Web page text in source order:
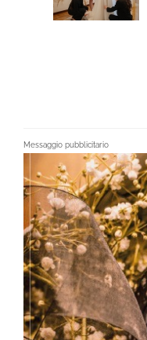
Messaggio pubblicitario